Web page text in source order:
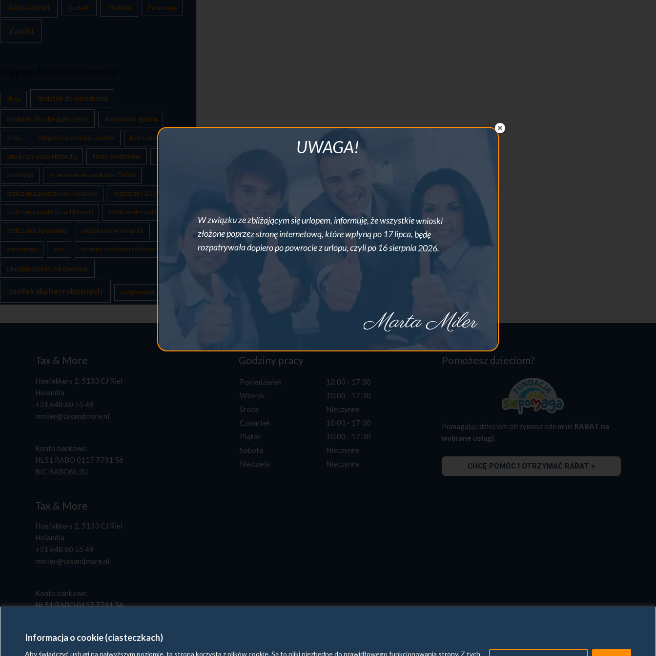
Informacja o cookie (ciasteczkach)
Aby świadczyć usługi na najwyższym poziomie, ta strona korzysta z plików cookie. Są to pliki niezbędne do prawidłowego funkcjonowania strony. Z tych
Aktualności Dodatki Podatki Pozostałe
Zasiłki
akcja dodatek do mieszkania
dodatek do ubezpieczenia dopłata do godzin
dzieci długość i wysokość zasiłku huurtoeslag
lata pracy poza Holandią limity dochodów pomoc
promocja przeniesienie zasiłku do Polski
rozliczenia podatkowe Holandia rozliczenie 2024
rozliczenie podatku w Holandii rozliczenie z partnerem
rozliczenie z podatku rozłąkowe w Holandii
siepomaga sma terminy zrobienia rozliczenia
ubezpieczenie zdrowotne
zasiłek dla bezrobotnych zorgtoeslag
Tax & More
Hoefakkers 2, 5133 CJ Riel
Holandia
+31 648 60 55 49
mmiler@taxandmore.nl
Konto bankowe:
NL51 RABO 0117 7791 56
BIC RABONL2U
Tax & More
Hoefakkers 2, 5133 CJ Riel
Holandia
+31 648 60 55 49
mmiler@taxandmore.nl
Konto bankowe:
NL51 RABO 0117 7791 56
Godziny pracy
Poniedziałek
10:00 - 17:30
Wtorek
10:00 - 17:30
Środa
Nieczynne
Czwartek
10:00 - 17:30
Piątek
10:00 - 17:30
Sobota
Nieczynne
Niedziela
Nieczynne
Pomożesz dzieciom?
Pomagając dzieciom otrzymasz ode mnie RABAT na
wybrane usługi
CHCĘ POMÓC I OTRZYMAĆ RABAT >
UWAGA!
Marta Miler
W związku ze zbliżającym się urlopem, informuję, że wszystkie wnioski
złożone poprzez stronę internetową, które wpłyną po 17 lipca, będę
rozpatrywała dopiero po powrocie z urlopu, czyli po 16 sierpnia 2026.